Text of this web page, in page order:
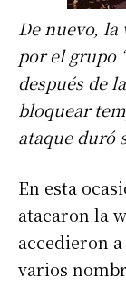
De nuevo, la
por el grupo
después de
bloquear
ataque duró
En esta
atacaron la
accedieron
varios